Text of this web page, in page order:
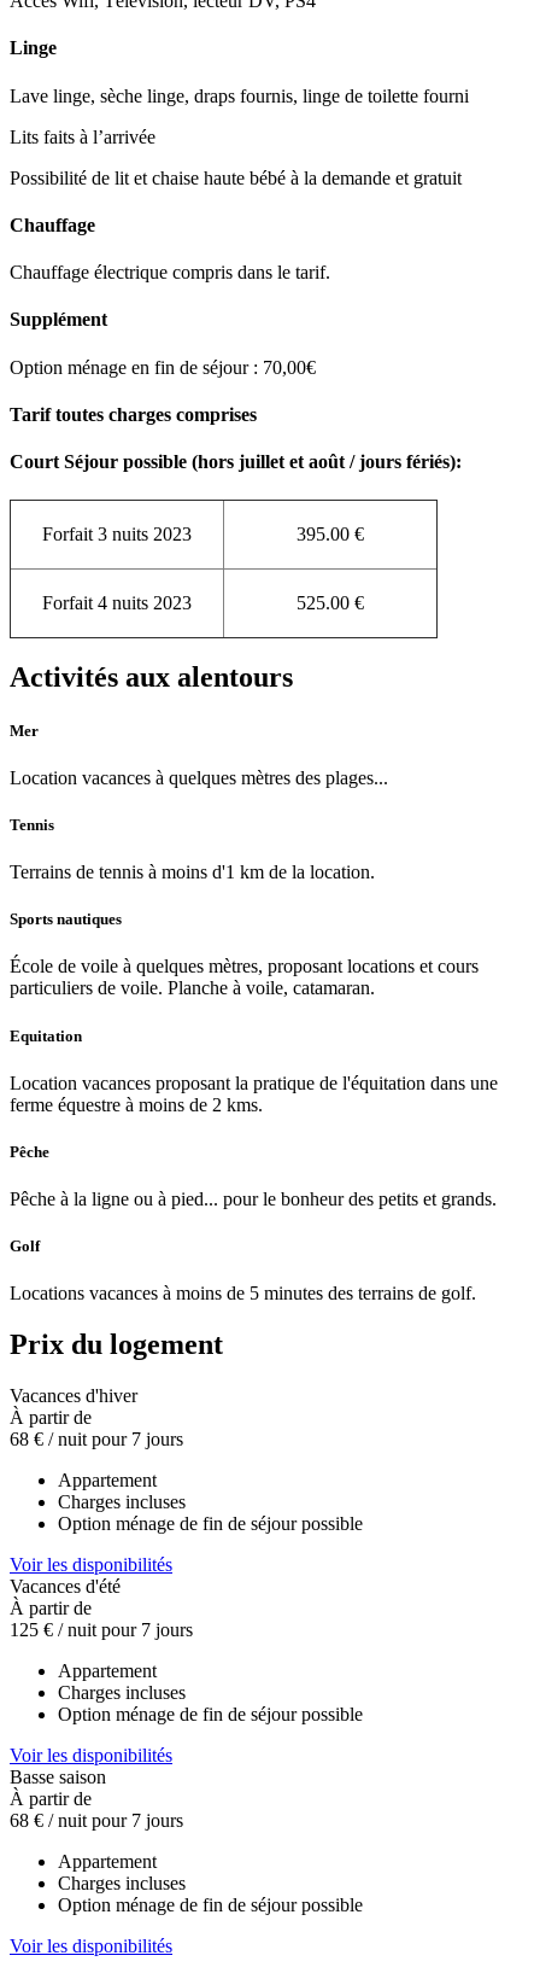
Linge
Lave linge, sèche linge, draps fournis, linge de toilette fourni
Lits faits à l’arrivée
Possibilité de lit et chaise haute bébé à la demande et gratuit
Chauffage
Chauffage électrique compris dans le tarif.
Supplément
Option ménage en fin de séjour : 70,00€
Tarif toutes charges comprises
Court Séjour possible (hors juillet et août / jours fériés):
Forfait 3 nuits 2023 395.00 €
Forfait 4 nuits 2023 525.00 €
Activités aux alentours
Mer
Location vacances à quelques mètres des plages...
Tennis
Terrains de tennis à moins d'1 km de la location.
Sports nautiques
École de voile à quelques mètres, proposant locations et cours
particuliers de voile. Planche à voile, catamaran.
Equitation
Location vacances proposant la pratique de l'équitation dans une
ferme équestre à moins de 2 kms.
Pêche
Pêche à la ligne ou à pied... pour le bonheur des petits et grands.
Golf
Locations vacances à moins de 5 minutes des terrains de golf.
Prix du logement
Vacances d'hiver
À partir de
68 € / nuit pour 7 jours
Appartement
Charges incluses
Option ménage de fin de séjour possible
Voir les disponibilités
Vacances d'été
À partir de
125 € / nuit pour 7 jours
Appartement
Charges incluses
Option ménage de fin de séjour possible
Voir les disponibilités
Basse saison
À partir de
68 € / nuit pour 7 jours
Appartement
Charges incluses
Option ménage de fin de séjour possible
Voir les disponibilités